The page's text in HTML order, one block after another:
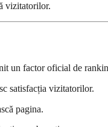
vizitatorilor.
un factor oficial de
satisfacția vizitatorilor.
pagina.